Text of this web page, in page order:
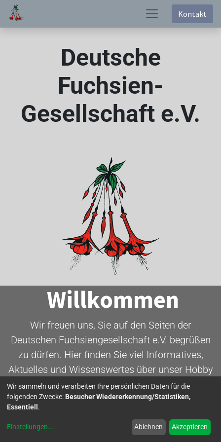
Kontakt
Deutsche
Fuchsien-
Gesellschaft e.V.
Willkommen
Wir freuen uns, Sie auf den Seiten der
Deutschen Fuchsiengesellschaft e.V. begrüßen
zu dürfen. Hier finden Sie viel Informatives,
Aktuelles und Wissenswertes über unser Hobby
- die Fuchsie.
Wir sammeln und verarbeiten Ihre persönlichen Daten für die
folgenden Zwecke: Besucher Wiedererkennung/Statistiken,
Essentiell .
Einstellungen... Ablehnen Akzeptieren